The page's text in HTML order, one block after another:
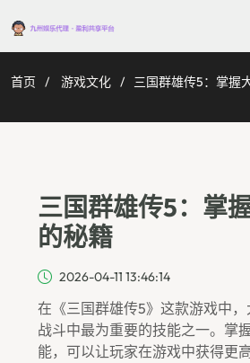
首页 游戏文化 三国群雄传5：掌握
三国群雄传5：掌
的秘籍
2026-04-11 13:46:14
在《三国群雄传5》这款游戏中
战斗中最为重要的技能之一。掌
能，可以让玩家在游戏中获得更